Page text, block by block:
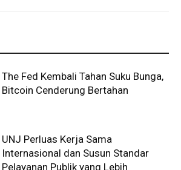
The Fed Kembali Tahan Suku Bunga,
Bitcoin Cenderung Bertahan
UNJ Perluas Kerja Sama
Internasional dan Susun Standar
Pelayanan Publik yang Lebih